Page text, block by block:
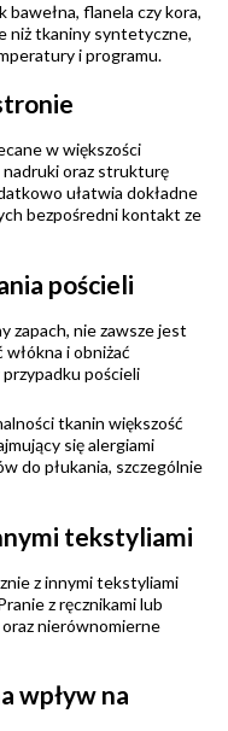
flanela czy kora,
niż tkaniny syntetyczne,
i programu.
w większości
nadruki oraz strukturę
ułatwia dokładne
bezpośredni kontakt ze
pościeli
zapach, nie zawsze jest
i obniżać
pościeli
tkanin większość
się alergiami
do płukania, szczególnie
tekstyliami
z innymi tekstyliami
z ręcznikami lub
nierównomierne
wpływ na